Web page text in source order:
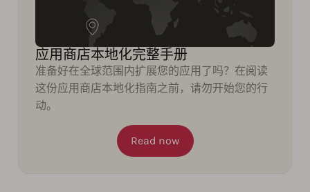
应用商店本地化完整手册
准备好在全球范围内扩展您的应用了吗？在阅读
这份应用商店本地化指南之前，请勿开始您的行
动。
Read now